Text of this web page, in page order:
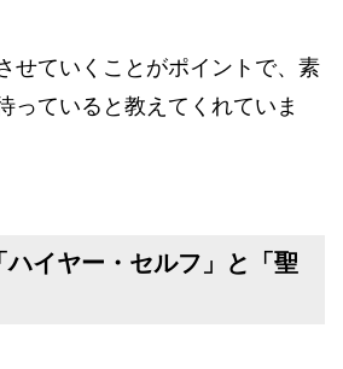
せていくことがポイントで、素
っていると教えてくれていま
ハイヤー・セルフ」と「聖